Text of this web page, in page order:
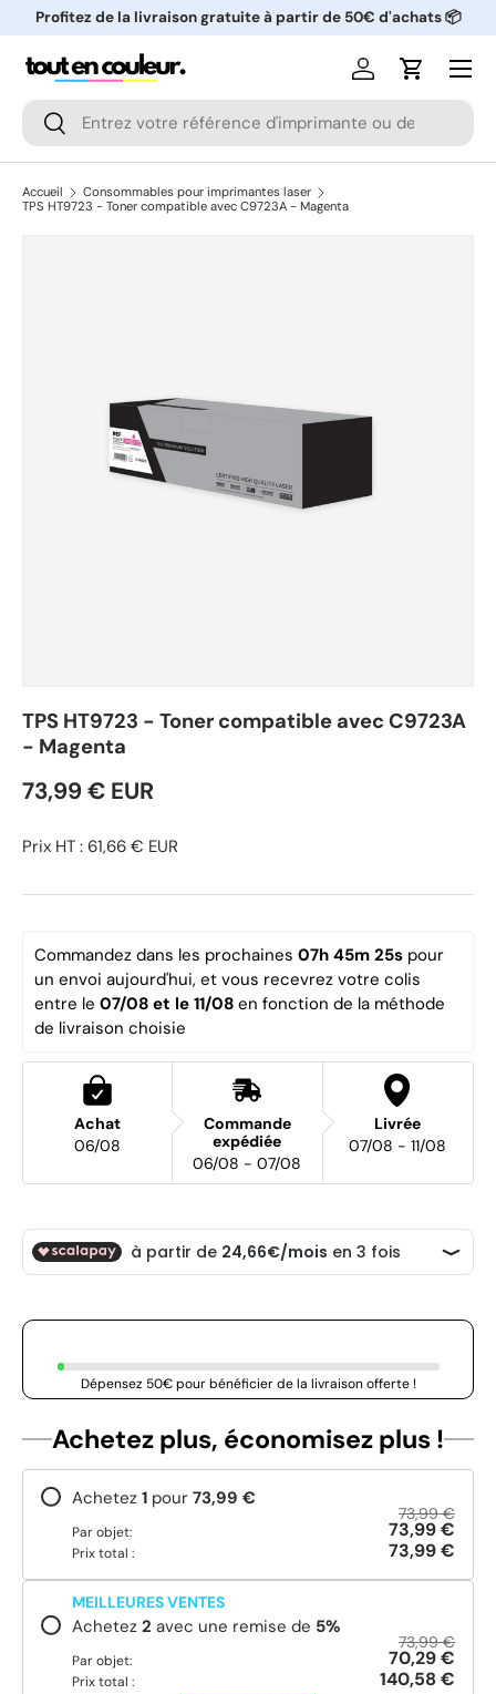
ALLER AU CONTENU
Profitez de la livraison gratuite à partir de 50€ d'achats 📦
Recherche
Rechercher
Se connecter
Panier
Menu
Accueil
Consommables pour imprimantes laser
TPS HT9723 - Toner compatible avec C9723A - Magenta
TPS HT9723 - Toner compatible avec C9723A
- Magenta
73,99 € EUR
Prix HT : 61,66 € EUR
Commandez dans les prochaines 07h 45m 25s pour
un envoi aujourd'hui, et vous recevrez votre colis
entre le 07/08 et le 11/08 en fonction de la méthode
de livraison choisie
Achat
06/08
Commande
expédiée
06/08 - 07/08
Livrée
07/08 - 11/08
Dépensez 50€ pour bénéficier de la livraison offerte !
Achetez plus, économisez plus !
Achetez 1 pour 73,99 €
Par objet:
73,99 €
73,99 €
Prix total : 73,99 €
MEILLEURES VENTES
Achetez 2 avec une remise de 5%
Par objet:
73,99 €
70,29 €
Prix total :
140,58 €